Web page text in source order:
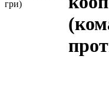
гри)